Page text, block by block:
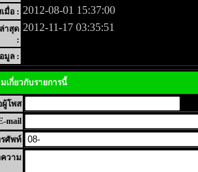
มื่อ : 2012-08-01 15:37:00
าสุด
:
2012-11-17 03:35:51
มูล :
เกี่ยวกับรายการนี้
ผู้โพส
mail
ศัพท์
วาม